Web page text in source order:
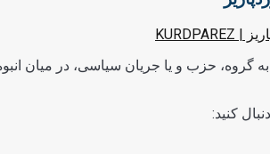
گروه، حزب و یا جریان سیاسی، در میان
کنید: